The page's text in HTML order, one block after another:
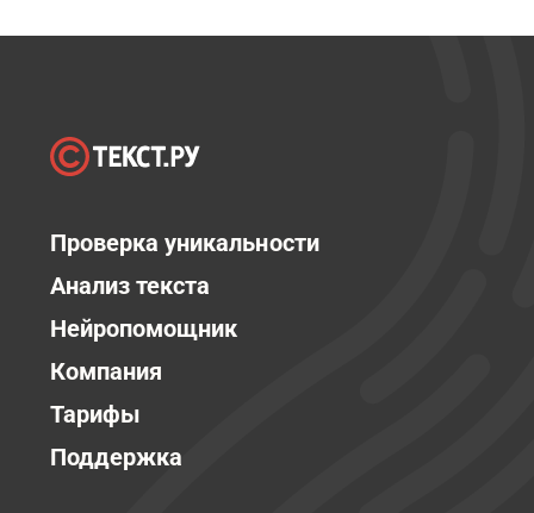
Проверка уникальности
Анализ текста
Нейропомощник
Компания
Тарифы
Поддержка